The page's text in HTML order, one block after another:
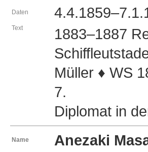
Daten
Text
1883–1887
Müller ♦ WS
7.
Diplomat in
Name Anezaki